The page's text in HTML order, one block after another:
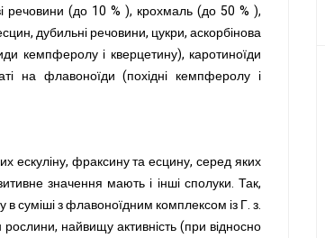
речовини (до 10 % ), крохмаль (до 50 % ),
дубильні речовини, цукри, аскорбінова
кемпферолу і кверцетину), каротиноїди
на флавоноїди (похідні кемпферолу і
ескуліну, фраксину та есцину, серед яких
значення мають і інші сполуки. Так,
в суміші з флавоноїдним комплексом із Г. з.
найвищу активність (при відносно